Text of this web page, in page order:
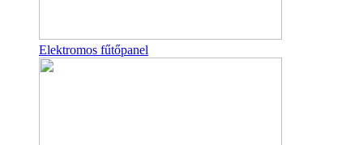
Elektromos fűtőpanel